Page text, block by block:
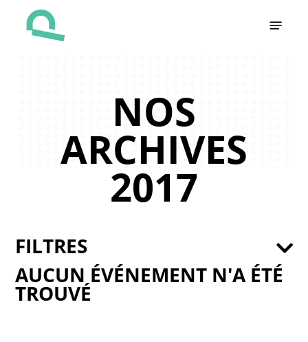
NOS
ARCHIVES
2017
AUCUN ÉVÉNEMENT N'A ÉTÉ
TROUVÉ
FILTRES